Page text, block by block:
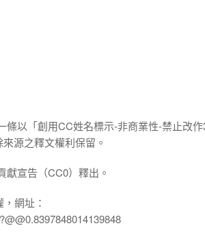
以「創用CC姓名標示-非商業性-禁止改
源之釋文權利保留。
宣告（CC0）釋出。
網址：